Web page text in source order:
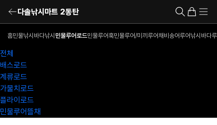
다솔낚시마트 2동탄
홈민물낚시 바다낚시 민물루어로드민물루어훅민물루어/미끼 루어채비 송어루어낚시 바다
전체
배스로드
계류로드
가물치로드
플라이로드
민물루어뜰채